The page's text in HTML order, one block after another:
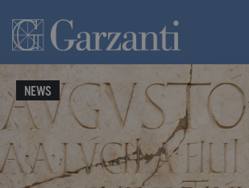
NEWS